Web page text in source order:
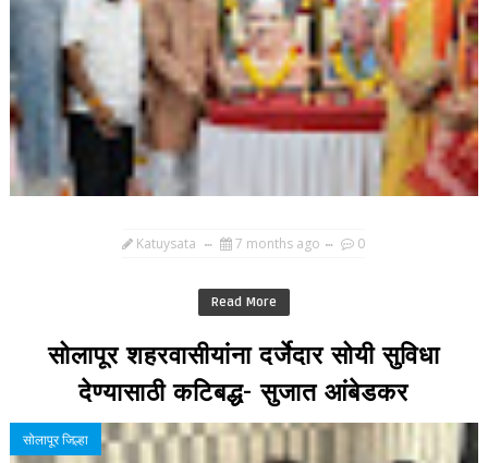
Katuysata 7 months ago 0
Read More
सोलापूर शहरवासीयांना दर्जेदार सोयी सुविधा
देण्यासाठी कटिबद्ध- सुजात आंबेडकर
सोलापूर जिल्हा